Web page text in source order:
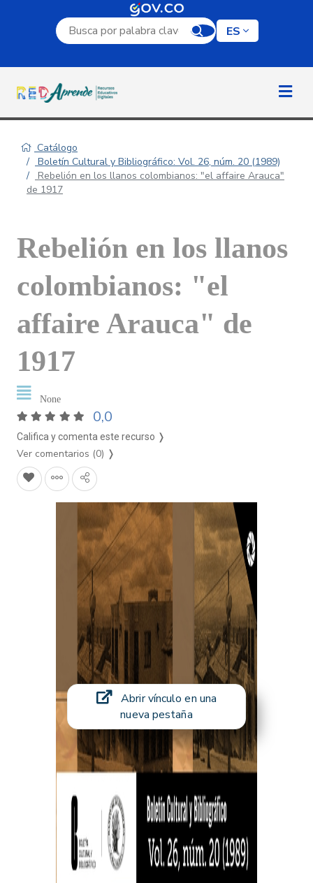
Campo de búsqueda por palabra clave
ES
Catálogo
Boletín Cultural y Bibliográfico: Vol. 26, núm. 20 (1989)
Rebelión en los llanos colombianos: "el affaire Arauca"
de 1917
Rebelión en los llanos
colombianos: "el
affaire Arauca" de
1917
None
0,0
Califica y comenta este recurso ❭
Ver comentarios (0) ❭
Abrir vínculo en una
nueva pestaña